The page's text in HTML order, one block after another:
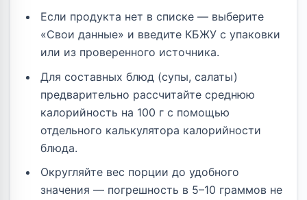
Если продукта нет в списке — выберите
«Свои данные» и введите КБЖУ с упаковки
или из проверенного источника.
Для составных блюд (супы, салаты)
предварительно рассчитайте среднюю
калорийность на 100 г с помощью
отдельного калькулятора калорийности
блюда.
Округляйте вес порции до удобного
значения — погрешность в 5–10 граммов не